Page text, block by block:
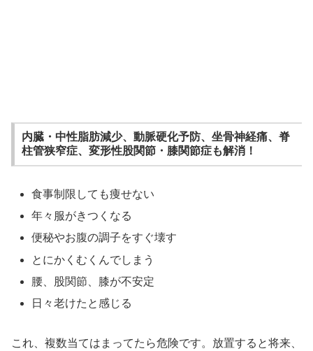
内臓・中性脂肪減少、動脈硬化予防、坐骨神経痛、脊
柱管狭窄症、変形性股関節・膝関節症も解消！
食事制限しても痩せない
年々服がきつくなる
便秘やお腹の調子をすぐ壊す
とにかくむくんでしまう
腰、股関節、膝が不安定
日々老けたと感じる
これ、複数当てはまってたら危険です。放置すると将来、